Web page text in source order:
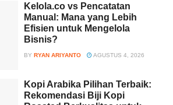
Kelola.co vs Pencatatan
Manual: Mana yang Lebih
Efisien untuk Mengelola
Bisnis?
BY RYAN ARIYANTO AGUSTUS 4, 2026
Kopi Arabika Pilihan Terbaik:
Rekomendasi Biji Kopi